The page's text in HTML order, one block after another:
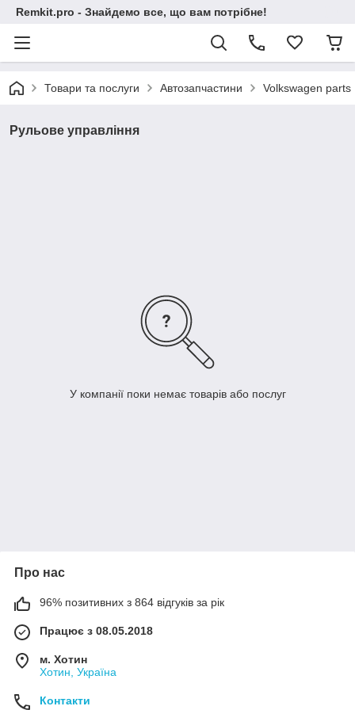
Remkit.pro - Знайдемо все, що вам потрібне!
Товари та послуги Автозапчастини Volkswagen parts
Рульове управління
У компанії поки немає товарів або послуг
Про нас
96% позитивних з 864 відгуків за рік
Працює з 08.05.2018
м. Хотин
Хотин, Україна
Контакти